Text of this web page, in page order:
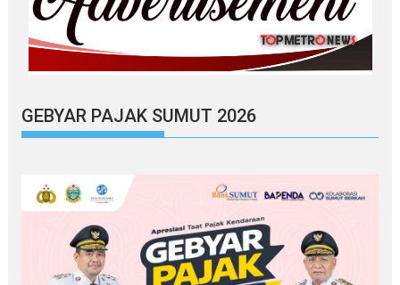
GEBYAR PAJAK SUMUT 2026